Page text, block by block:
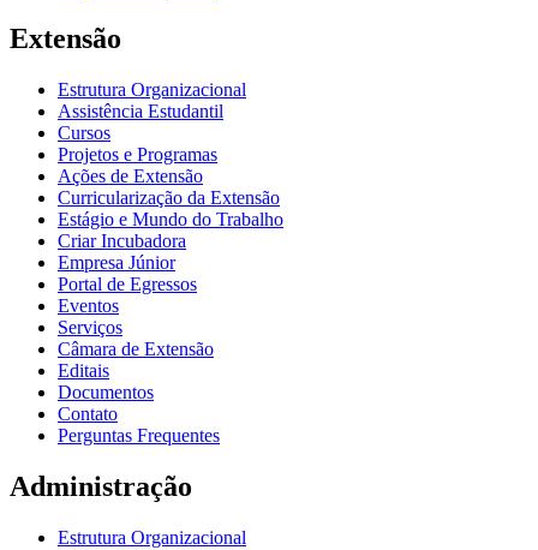
Extensão
Estrutura Organizacional
Assistência Estudantil
Cursos
Projetos e Programas
Ações de Extensão
Curricularização da Extensão
Estágio e Mundo do Trabalho
Criar Incubadora
Empresa Júnior
Portal de Egressos
Eventos
Serviços
Câmara de Extensão
Editais
Documentos
Contato
Perguntas Frequentes
Administração
Estrutura Organizacional